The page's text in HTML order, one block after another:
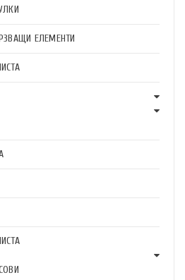
ЕЛЕМЕНТИ